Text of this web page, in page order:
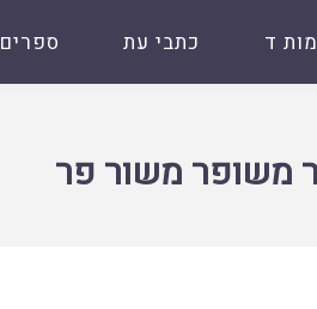
ד כתבי עת ספרים
משופר משור פר